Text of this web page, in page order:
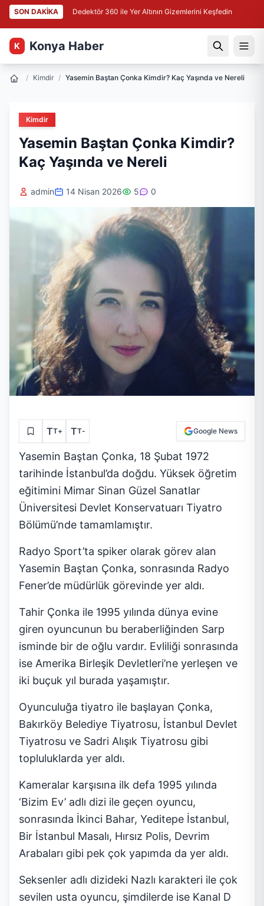
SON DAKİKA Dedektör 360 ile Yer Altının Gizemlerini Keşfedin
K Konya Haber
/ Kimdir / Yasemin Baştan Çonka Kimdir? Kaç Yaşında ve Nereli
Kimdir
Yasemin Baştan Çonka Kimdir?
Kaç Yaşında ve Nereli
admin 14 Nisan 2026 5 0
TT+ TT- Google News
Yasemin Baştan Çonka, 18 Şubat 1972
tarihinde İstanbul’da doğdu. Yüksek öğretim
eğitimini Mimar Sinan Güzel Sanatlar
Üniversitesi Devlet Konservatuarı Tiyatro
Bölümü’nde tamamlamıştır.
Radyo Sport’ta spiker olarak görev alan
Yasemin Baştan Çonka, sonrasında Radyo
Fener’de müdürlük görevinde yer aldı.
Tahir Çonka ile 1995 yılında dünya evine
giren oyuncunun bu beraberliğinden Sarp
isminde bir de oğlu vardır. Evliliği sonrasında
ise Amerika Birleşik Devletleri’ne yerleşen ve
iki buçuk yıl burada yaşamıştır.
Oyunculuğa tiyatro ile başlayan Çonka,
Bakırköy Belediye Tiyatrosu, İstanbul Devlet
Tiyatrosu ve Sadri Alışık Tiyatrosu gibi
topluluklarda yer aldı.
Kameralar karşısına ilk defa 1995 yılında
‘Bizim Ev’ adlı dizi ile geçen oyuncu,
sonrasında İkinci Bahar, Yeditepe İstanbul,
Bir İstanbul Masalı, Hırsız Polis, Devrim
Arabaları gibi pek çok yapımda da yer aldı.
Seksenler adlı dizideki Nazlı karakteri ile çok
sevilen usta oyuncu, şimdilerde ise Kanal D